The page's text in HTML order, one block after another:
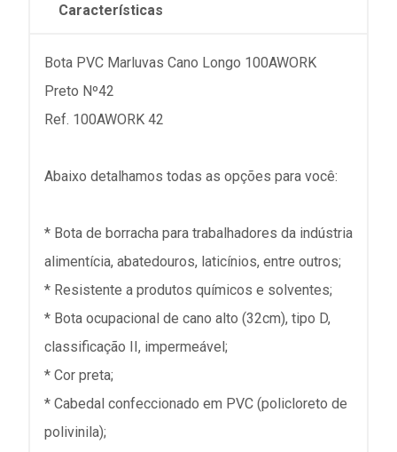
Características
Bota PVC Marluvas Cano Longo 100AWORK
Preto Nº42
Ref. 100AWORK 42
Abaixo detalhamos todas as opções para você:
* Bota de borracha para trabalhadores da indústria
alimentícia, abatedouros, laticínios, entre outros;
* Resistente a produtos químicos e solventes;
* Bota ocupacional de cano alto (32cm), tipo D,
classificação II, impermeável;
* Cor preta;
* Cabedal confeccionado em PVC (policloreto de
polivinila);